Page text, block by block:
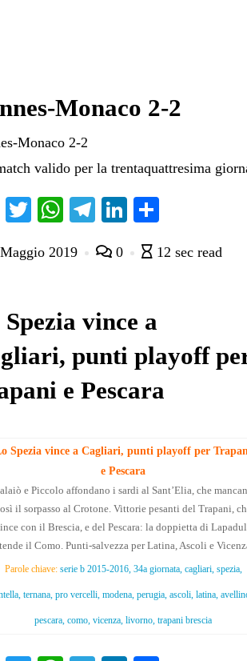
Monaco 2-2
Monaco 2-2
valido per la trentaquattresima
Fa
bo
T
tte
W
ts
pp
Te
gr
m
Li
ed di
2019 0 12 sec read
vince a
punti playoff
e Pescara
Spezia vince a Cagliari, punti playoff per
e Pescara
e Piccolo affondano i sardi al Sant’Elia, che
il sorpasso al Crotone. Vittorie pesanti del Trapani,
con il Brescia, e del Pescara: la doppietta di
il Como. Punti-salvezza per Latina, Ascoli e
Parole chiave: serie b 2015-2016, 34a giornata, cagliari, spezia,
ternana, pro vercelli, modena, perugia, ascoli, latina,
pescara, como, vicenza, livorno, trapani brescia